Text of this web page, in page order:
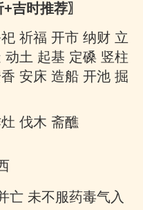
吉时推荐〗
祈福 开市 纳财 立
动土 起基 定磉 竖柱
安床 造船 开池 掘
伐木 斋醮
亡 未不服药毒气入肠